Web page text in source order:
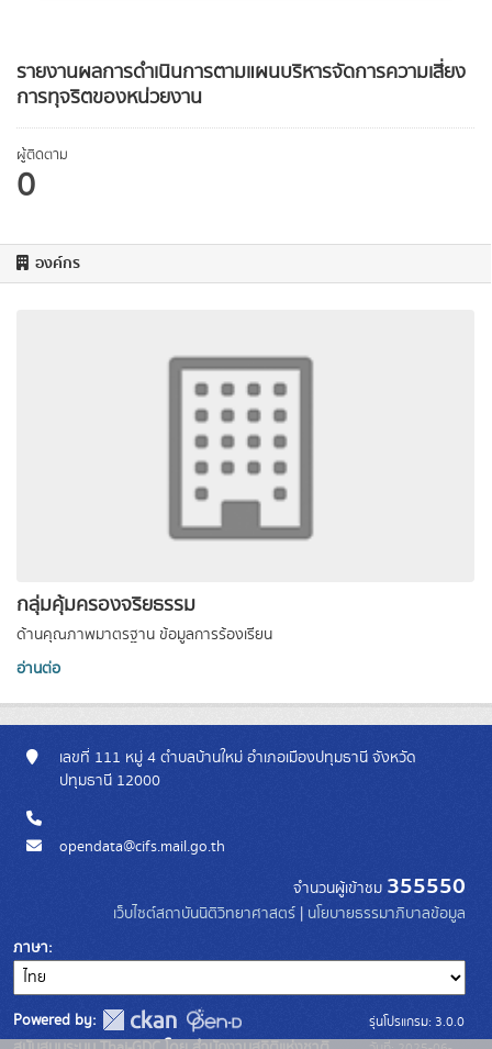
รายงานผลการดำเนินการตามแผนบริหารจัดการความเสี่ยง
การทุจริตของหน่วยงาน
ผู้ติดตาม
0
องค์กร
กลุ่มคุ้มครองจริยธรรม
ด้านคุณภาพมาตรฐาน ข้อมูลการร้องเรียน
อ่านต่อ
เลขที่ 111 หมู่ 4 ตำบลบ้านใหม่ อำเภอเมืองปทุมธานี จังหวัด
ปทุมธานี 12000
opendata@cifs.mail.go.th
จำนวนผู้เข้าชม 355550
เว็บไซต์สถาบันนิติวิทยาศาสตร์ | นโยบายธรรมาภิบาลข้อมูล
ภาษา
Powered by:
รุ่นโปรแกรม: 3.0.0